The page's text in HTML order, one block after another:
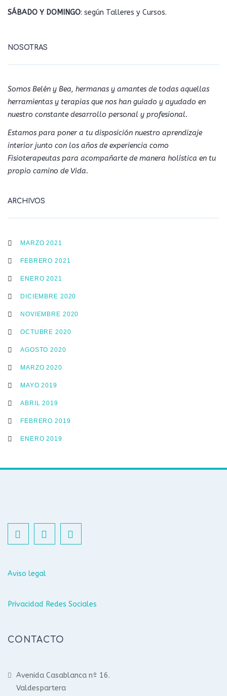
SÁBADO Y DOMINGO: según Talleres y Cursos.
NOSOTRAS
Somos Belén y Bea, hermanas y amantes de todas aquellas
herramientas y terapias que nos han guiado y ayudado en
nuestro constante desarrollo personal y profesional.
Estamos para poner a tu disposición nuestro aprendizaje
interior junto con los años de experiencia como
Fisioterapeutas para acompañarte de manera holística en tu
propio camino de Vida.
ARCHIVOS
MARZO 2021
FEBRERO 2021
ENERO 2021
DICIEMBRE 2020
NOVIEMBRE 2020
OCTUBRE 2020
AGOSTO 2020
MARZO 2020
MAYO 2019
ABRIL 2019
FEBRERO 2019
ENERO 2019
Aviso legal
Privacidad Redes Sociales
CONTACTO
Avenida Casablanca nº 16.
Valdespartera